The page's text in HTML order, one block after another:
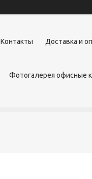
Контакты Доставка и
Фотогалерея офисные